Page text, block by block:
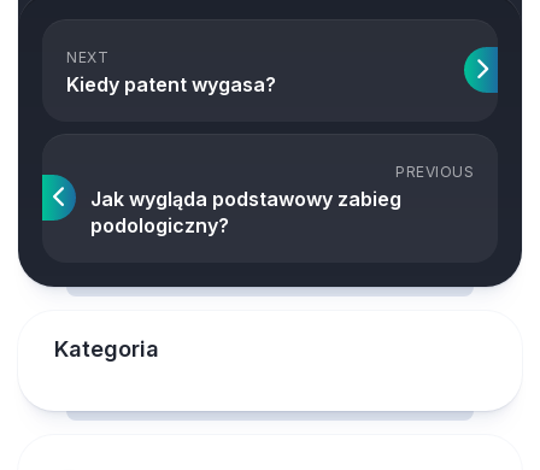
NEXT
Kiedy patent wygasa?
PREVIOUS
Jak wygląda podstawowy zabieg
podologiczny?
Kategoria